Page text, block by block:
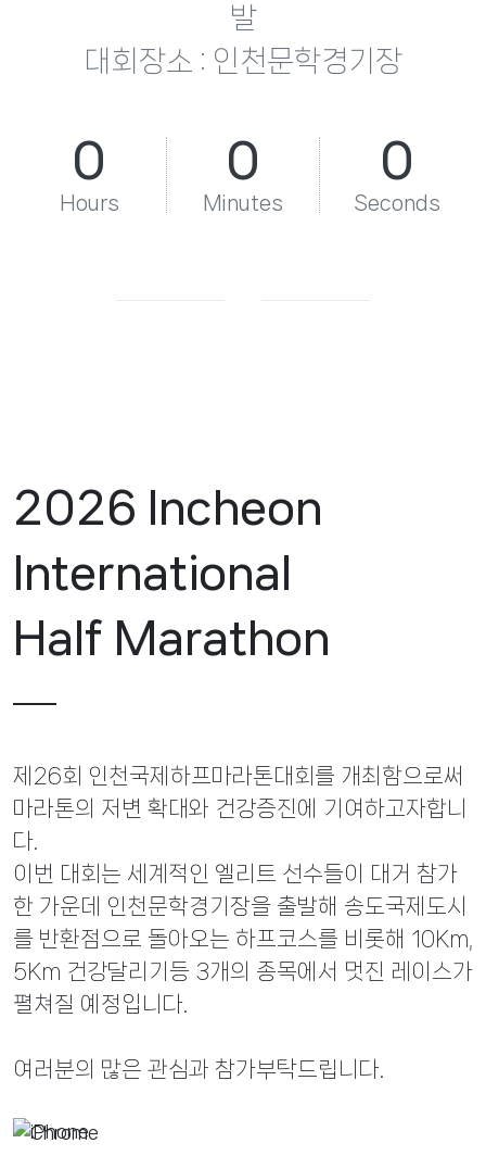
발
대회장소 : 인천문학경기장
0
Hours
0
Minutes
0
Seconds
2026 Incheon
International
Half Marathon
제26회 인천국제하프마라톤대회를 개최함으로써
마라톤의 저변 확대와 건강증진에 기여하고자합니
다.
이번 대회는 세계적인 엘리트 선수들이 대거 참가
한 가운데
인천문학경기장을 출발해 송도국제도시
를 반환점으로 돌아오는 하프코스를 비롯해 10Km,
5Km 건강달리기등 3개의 종목에서 멋진 레이스가
펼쳐질 예정입니다.
여러분의 많은 관심과 참가부탁드립니다.